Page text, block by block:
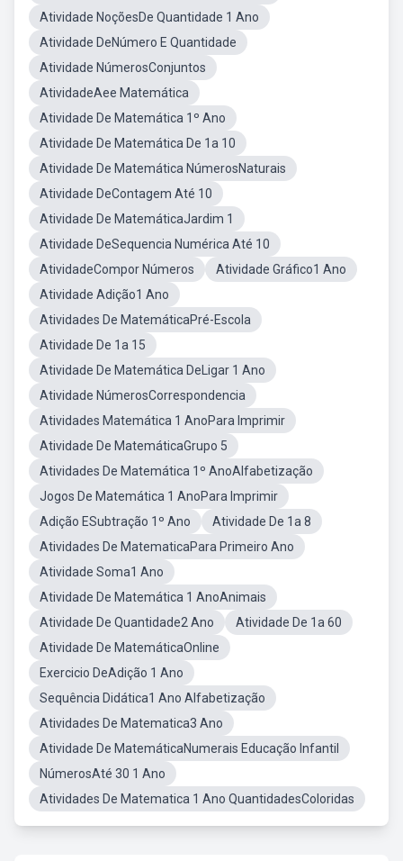
Atividade NoçõesDe Quantidade 1 Ano
Atividade DeNúmero E Quantidade
Atividade NúmerosConjuntos
AtividadeAee Matemática
Atividade De Matemática 1º Ano
Atividade De Matemática De 1a 10
Atividade De Matemática NúmerosNaturais
Atividade DeContagem Até 10
Atividade De MatemáticaJardim 1
Atividade DeSequencia Numérica Até 10
AtividadeCompor Números
Atividade Gráfico1 Ano
Atividade Adição1 Ano
Atividades De MatemáticaPré-Escola
Atividade De 1a 15
Atividade De Matemática DeLigar 1 Ano
Atividade NúmerosCorrespondencia
Atividades Matemática 1 AnoPara Imprimir
Atividade De MatemáticaGrupo 5
Atividades De Matemática 1º AnoAlfabetização
Jogos De Matemática 1 AnoPara Imprimir
Adição ESubtração 1º Ano
Atividade De 1a 8
Atividades De MatematicaPara Primeiro Ano
Atividade Soma1 Ano
Atividade De Matemática 1 AnoAnimais
Atividade De Quantidade2 Ano
Atividade De 1a 60
Atividade De MatemáticaOnline
Exercicio DeAdição 1 Ano
Sequência Didática1 Ano Alfabetização
Atividades De Matematica3 Ano
Atividade De MatemáticaNumerais Educação Infantil
NúmerosAté 30 1 Ano
Atividades De Matematica 1 Ano QuantidadesColoridas